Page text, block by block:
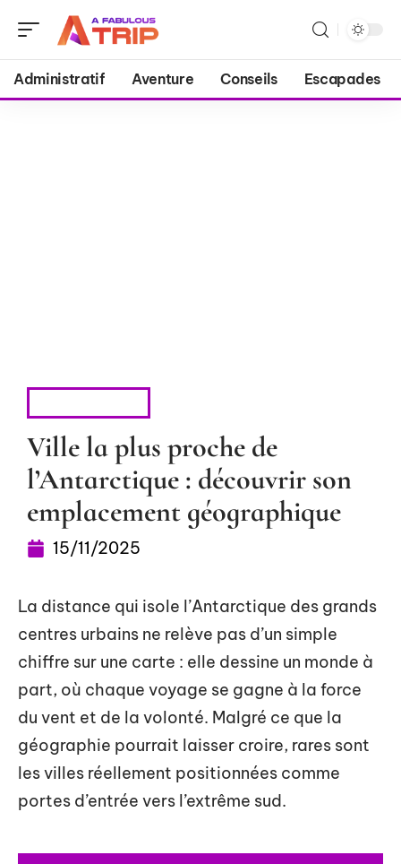
Administratif Aventure Conseils Escapades
Ville la plus proche de
l’Antarctique : découvrir son
emplacement géographique
15/11/2025
La distance qui isole l’Antarctique des grands
centres urbains ne relève pas d’un simple
chiffre sur une carte : elle dessine un monde à
part, où chaque voyage se gagne à la force
du vent et de la volonté. Malgré ce que la
géographie pourrait laisser croire, rares sont
les villes réellement positionnées comme
portes d’entrée vers l’extrême sud.